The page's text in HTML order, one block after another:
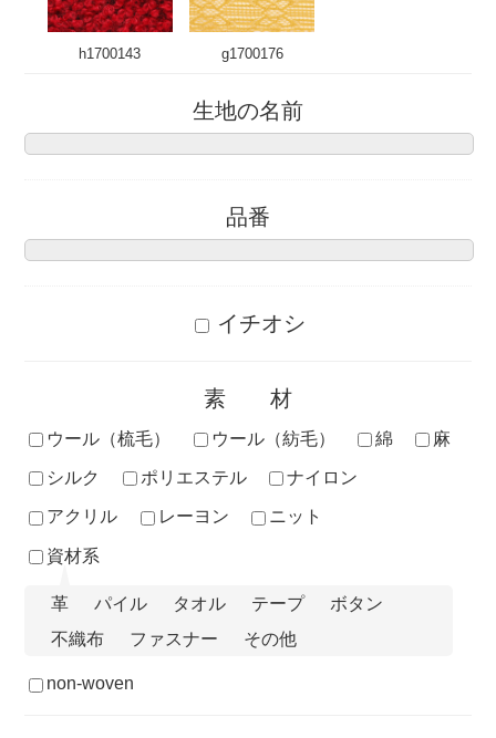
h1700143 g1700176
生地の名前
品番
イチオシ
素材
ウール（梳毛） ウール（紡毛） 綿
麻
シルク
ポリエステル
ナイロン
アクリル
レーヨン
ニット
資材系
革 パイル タオル テープ
ボタン
不織布
ファスナー その他
non-woven